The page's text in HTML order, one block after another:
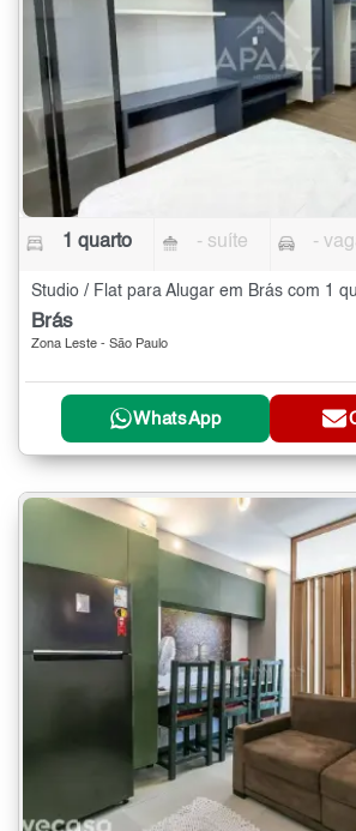
1 quarto - suíte -
Studio / Flat para Alugar em Brás com 1
Brás
Zona Leste - São Paulo
WhatsApp